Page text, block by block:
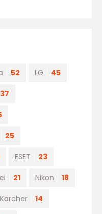
52 LG 45
37
25
ESET 23
21 Nikon 18
Karcher 14